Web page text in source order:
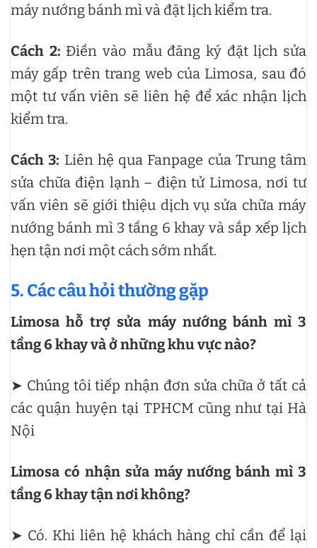
máy nướng bánh mì và đặt lịch kiểm tra.
Cách 2: Điền vào mẫu đăng ký đặt lịch sửa
máy gấp trên trang web của Limosa, sau đó
một tư vấn viên sẽ liên hệ để xác nhận lịch
kiểm tra.
Cách 3: Liên hệ qua Fanpage của Trung tâm
sửa chữa điện lạnh – điện tử Limosa, nơi tư
vấn viên sẽ giới thiệu dịch vụ sửa chữa máy
nướng bánh mì 3 tầng 6 khay và sắp xếp lịch
hẹn tận nơi một cách sớm nhất.
5. Các câu hỏi thường gặp
Limosa hỗ trợ sửa máy nướng bánh mì 3
tầng 6 khay và ở những khu vực nào?
➤ Chúng tôi tiếp nhận đơn sửa chữa ở tất cả
các quận huyện tại TPHCM cũng như tại Hà
Nội
Limosa có nhận sửa máy nướng bánh mì 3
tầng 6 khay tận nơi không?
➤ Có. Khi liên hệ khách hàng chỉ cần để lại